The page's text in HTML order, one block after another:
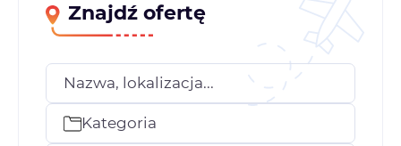
Znajdź ofertę
Nazwa, lokalizacja...
Kategoria